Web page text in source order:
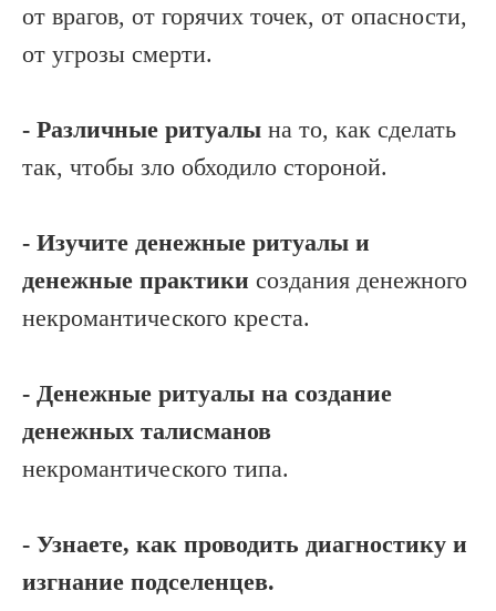
от врагов, от горячих точек, от опасности,
от угрозы смерти.
- Различные ритуалы на то, как сделать
так, чтобы зло обходило стороной.
- Изучите денежные ритуалы и
денежные практики создания денежного
некромантического креста.
- Денежные ритуалы на создание
денежных талисманов
некромантического типа.
- Узнаете, как проводить диагностику и
изгнание подселенцев.